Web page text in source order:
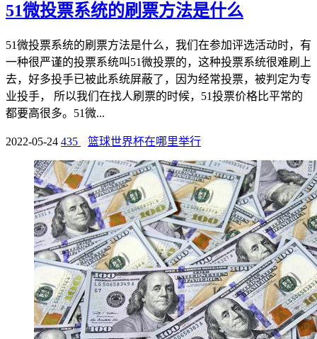
51微投票系统的刷票方法是什么
51微投票系统的刷票方法是什么，我们在参加评选活动时，有
一种很严谨的投票系统叫51微投票的，这种投票系统很难刷上
去，好多投手已被此系统屏蔽了，因为经常投票，被判定为专
业投手， 所以我们在找人刷票的时候，51投票价格比平常的
都要高很多。51微...
2022-05-24 435 篮球世界杯在哪里举行